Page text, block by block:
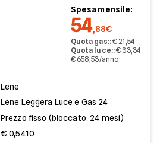
Spesa mensile:
54,88€
Quota gas::€ 21,54
Quota luce::€ 33,34
€ 658,53/anno
Lene
Lene Leggera Luce e Gas 24
Prezzo fisso (bloccato: 24 mesi)
€ 0,5410